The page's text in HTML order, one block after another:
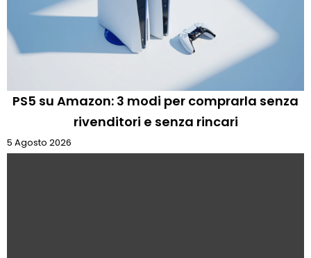
PS5 su Amazon: 3 modi per comprarla senza
rivenditori e senza rincari
5 Agosto 2026